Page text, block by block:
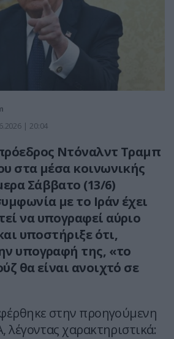
| 20:04
Ντόναλντ Τραμπ
στα μέσα κοινωνικής
Σάββατο (13/6)
με το Ιράν έχει
να υπογραφεί αύριο
υποστήριξε ότι,
υπογραφή της, «το
θα είναι ανοιχτό σε
στην προηγούμενη
λέγοντας χαρακτηριστικά: